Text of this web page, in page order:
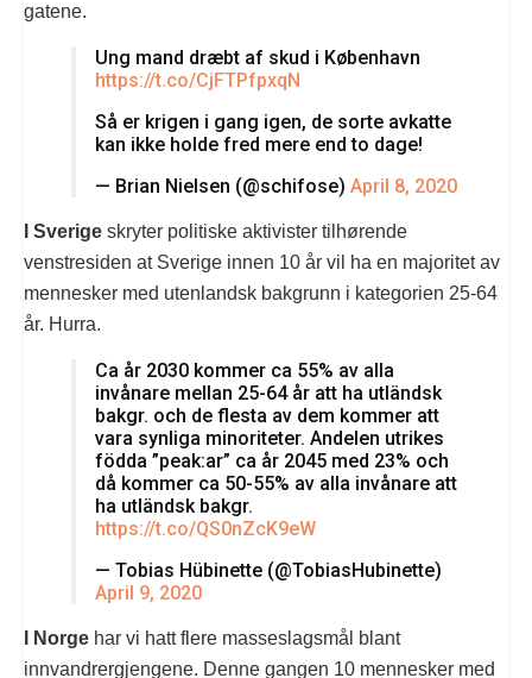
gatene.
Ung mand dræbt af skud i København
https://t.co/CjFTPfpxqN
Så er krigen i gang igen, de sorte avkatte
kan ikke holde fred mere end to dage!
— Brian Nielsen (@schifose) April 8, 2020
I Sverige skryter politiske aktivister tilhørende
venstresiden at Sverige innen 10 år vil ha en majoritet av
mennesker med utenlandsk bakgrunn i kategorien 25-64
år. Hurra.
Ca år 2030 kommer ca 55% av alla
invånare mellan 25-64 år att ha utländsk
bakgr. och de flesta av dem kommer att
vara synliga minoriteter. Andelen utrikes
födda ”peak:ar” ca år 2045 med 23% och
då kommer ca 50-55% av alla invånare att
ha utländsk bakgr.
https://t.co/QS0nZcK9eW
— Tobias Hübinette (@TobiasHubinette)
April 9, 2020
I Norge har vi hatt flere masseslagsmål blant
innvandrergjengene. Denne gangen 10 mennesker med